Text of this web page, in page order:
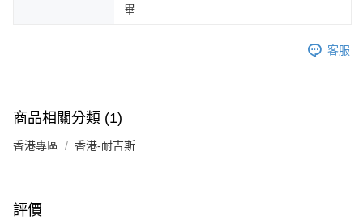
畢
客服
商品相關分類 (1)
香港專區 香港-耐吉斯
評價